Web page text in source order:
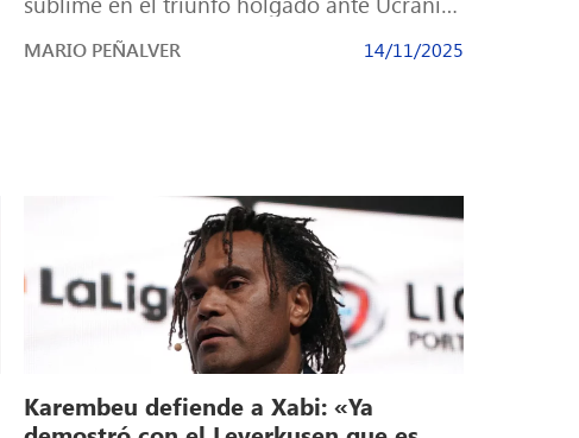
MARIO PEÑALVER 14/11/2025
Karembeu defiende a Xabi: «Ya